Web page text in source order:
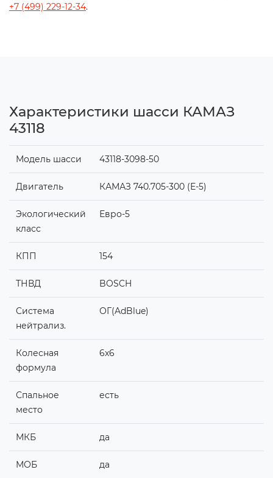
+7 (499) 229-12-34.
Характеристики шасси КАМАЗ
43118
Модель шасси 43118-3098-50
Двигатель КАМАЗ 740.705-300 (Е-5)
Экологический
класс
Евро-5
КПП 154
ТНВД BOSCH
Cистема
нейтрализ.
ОГ(AdBlue)
Колесная
формула
6х6
Спальное
место
есть
МКБ да
МОБ да